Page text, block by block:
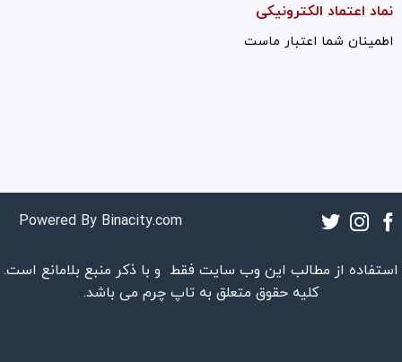
نماد اعتماد الکترونیکی
اطمینان شما اعتبار ماست
استفاده از مطالب این وب سایت فقط و با ذکر منبع بلامانع است.
کلیه حقوق متعلق به تاپ چرم می باشد.
Powered By Binacity.com